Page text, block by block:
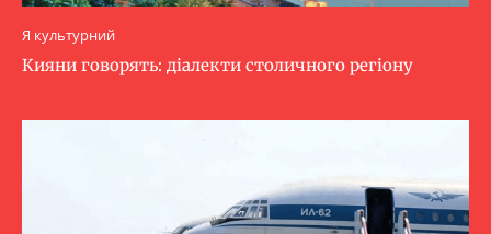
Я культурний
Кияни говорять: діалекти столичного регіону